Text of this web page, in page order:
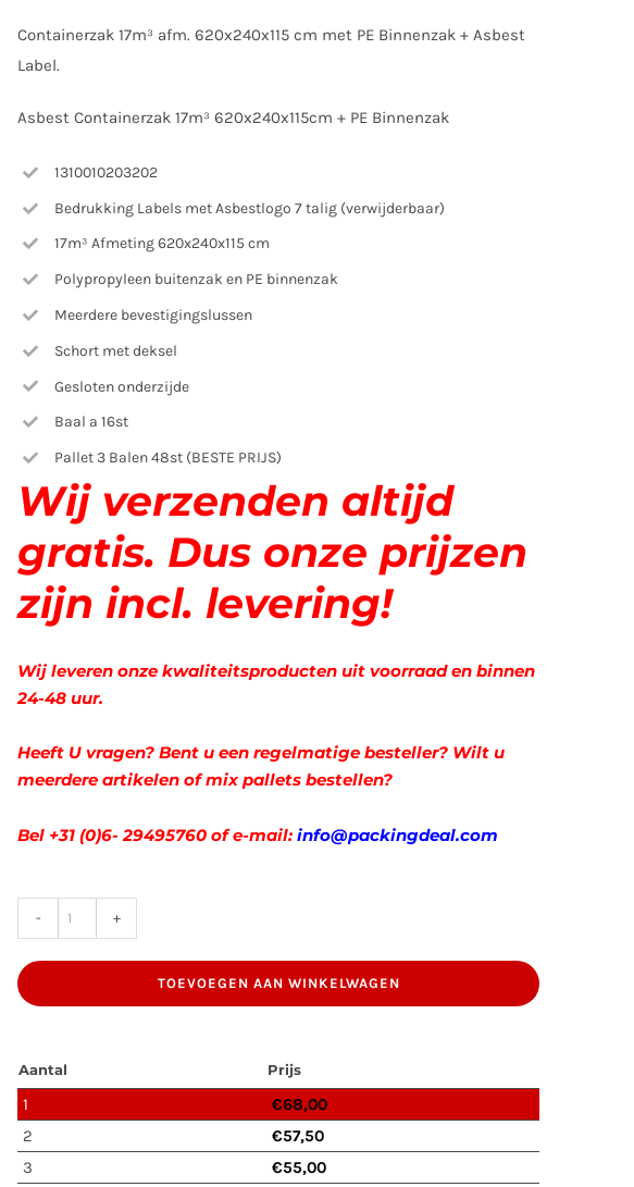
Containerzak 17m³ afm. 620x240x115 cm met PE Binnenzak + Asbest
Label.
Asbest Containerzak 17m³ 620x240x115cm + PE Binnenzak
1310010203202
Bedrukking Labels met Asbestlogo 7 talig (verwijderbaar)
17m³ Afmeting 620x240x115 cm
Polypropyleen buitenzak en PE binnenzak
Meerdere bevestigingslussen
Schort met deksel
Gesloten onderzijde
Baal a 16st
Pallet 3 Balen 48st (BESTE PRIJS)
Wij verzenden altijd
gratis. Dus onze prijzen
zijn incl. levering!
Wij leveren onze kwaliteitsproducten uit voorraad en binnen
24-48 uur.
Heeft U vragen? Bent u een regelmatige besteller? Wilt u
meerdere artikelen of mix pallets bestellen?
Bel +31 (0)6- 29495760 ofe-mail: info@packingdeal.com
Containerzak
PE
TOEVOEGEN AAN WINKELWAGEN
Aantal Prijs
1 €68,00
2
€57,50
3
€55,00